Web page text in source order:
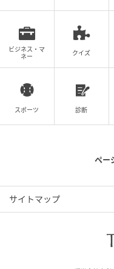
筆者：石井彰（編集部
次の記事
「“筋肉ム
セル神戸、
の記事をも
ビジネス・マ
ネー
クイズ
スポーツ 診断
ペー
サイトマップ